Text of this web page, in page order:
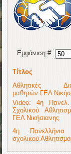
Εμφάνιση #
Τίτλος
Αθλητικές
μαθητών ΓΕΛ
Video: 4η
Σχολικού
ΓΕΛ Νικήσιανης
4η Πανελλήνια
σχολικού